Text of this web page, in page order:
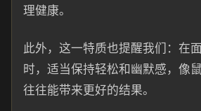
理健康。
此外，这一特质也提醒我们：在
时，适当保持轻松和幽默感，像
往往能带来更好的结果。